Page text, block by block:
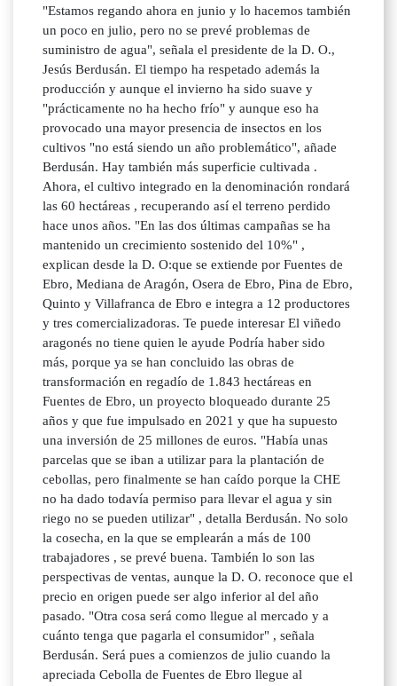
"Estamos regando ahora en junio y lo hacemos también
un poco en julio, pero no se prevé problemas de
suministro de agua", señala el presidente de la D. O.,
Jesús Berdusán. El tiempo ha respetado además la
producción y aunque el invierno ha sido suave y
"prácticamente no ha hecho frío" y aunque eso ha
provocado una mayor presencia de insectos en los
cultivos "no está siendo un año problemático", añade
Berdusán. Hay también más superficie cultivada .
Ahora, el cultivo integrado en la denominación rondará
las 60 hectáreas , recuperando así el terreno perdido
hace unos años. "En las dos últimas campañas se ha
mantenido un crecimiento sostenido del 10%" ,
explican desde la D. O:que se extiende por Fuentes de
Ebro, Mediana de Aragón, Osera de Ebro, Pina de Ebro,
Quinto y Villafranca de Ebro e integra a 12 productores
y tres comercializadoras. Te puede interesar El viñedo
aragonés no tiene quien le ayude Podría haber sido
más, porque ya se han concluido las obras de
transformación en regadío de 1.843 hectáreas en
Fuentes de Ebro, un proyecto bloqueado durante 25
años y que fue impulsado en 2021 y que ha supuesto
una inversión de 25 millones de euros. "Había unas
parcelas que se iban a utilizar para la plantación de
cebollas, pero finalmente se han caído porque la CHE
no ha dado todavía permiso para llevar el agua y sin
riego no se pueden utilizar" , detalla Berdusán. No solo
la cosecha, en la que se emplearán a más de 100
trabajadores , se prevé buena. También lo son las
perspectivas de ventas, aunque la D. O. reconoce que el
precio en origen puede ser algo inferior al del año
pasado. "Otra cosa será como llegue al mercado y a
cuánto tenga que pagarla el consumidor" , señala
Berdusán. Será pues a comienzos de julio cuando la
apreciada Cebolla de Fuentes de Ebro llegue al